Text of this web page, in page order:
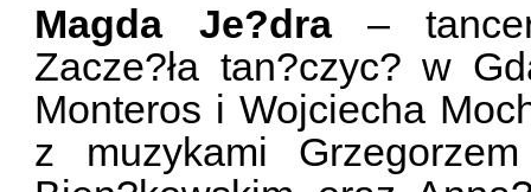
Magda Je?dra–
Zacze?ła tan?czyc? w
Monteros i Wojciecha
z muzykami